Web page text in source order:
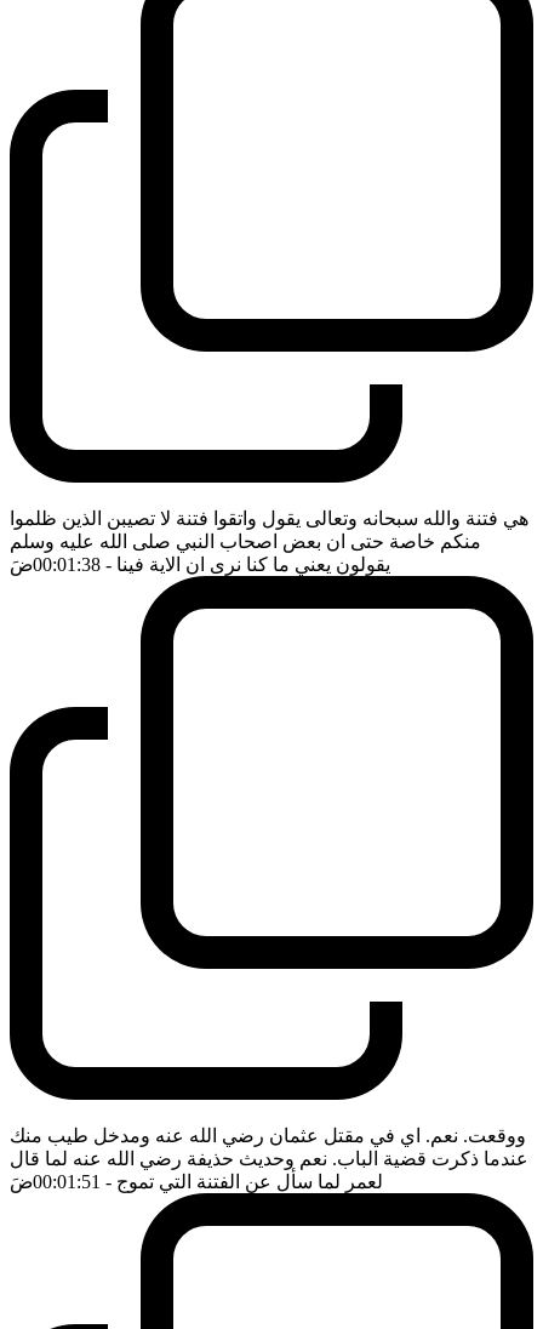
هي فتنة والله سبحانه وتعالى يقول واتقوا فتنة لا تصيبن الذين ظلموا
منكم خاصة حتى ان بعض اصحاب النبي صلى الله عليه وسلم
يقولون يعني ما كنا نرى ان الاية فينا - 00:01:38 ضَ
ووقعت. نعم. اي في مقتل عثمان رضي الله عنه ومدخل طيب منك
عندما ذكرت قضية الباب. نعم وحديث حذيفة رضي الله عنه لما قال
لعمر لما سأل عن الفتنة التي تموج - 00:01:51 ضَ